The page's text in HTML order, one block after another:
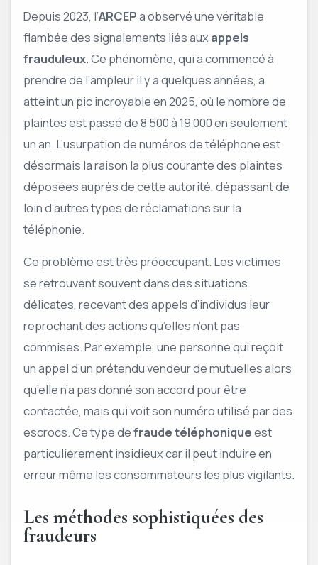
Depuis 2023, l’ARCEPa observé une véritable
flambée des signalements liés auxappels
frauduleux. Ce phénomène, qui a commencé à
prendre de l’ampleur il y a quelques années, a
atteint un pic incroyable en 2025, où le nombre de
plaintes est passé de 8 500 à 19 000 en seulement
un an. L’usurpation de numéros de téléphone est
désormais la raison la plus courante des plaintes
déposées auprès de cette autorité, dépassant de
loin d’autres types de réclamations sur la
téléphonie.
Ce problème est très préoccupant. Les victimes
se retrouvent souvent dans des situations
délicates, recevant des appels d’individus leur
reprochant des actions qu’elles n’ont pas
commises. Par exemple, une personne qui reçoit
un appel d’un prétendu vendeur de mutuelles alors
qu’elle n’a pas donné son accord pour être
contactée, mais qui voit son numéro utilisé par des
escrocs. Ce type defraude téléphoniqueest
particulièrement insidieux car il peut induire en
erreur même les consommateurs les plus vigilants.
Les méthodes sophistiquées des
fraudeurs